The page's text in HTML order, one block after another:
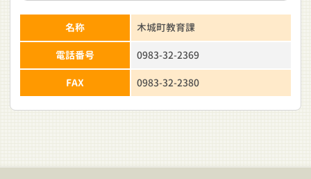
名称 木城町教育課
電話番号 0983-32-2369
FAX 0983-32-2380